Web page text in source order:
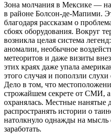
Зона молчания в Мексике —
в районе Болсон-де-Мапими.
благодаря рассказам о
сбоях оборудования. Вокруг
возникла целая система
аномалии, необычное
метеоритов и даже визиты
этих краях даже упала
этого случая и поползли
Дело в том, что
строжайшем секрете от СМИ, а
охранялась. Местные нанятые
распространять истории о
натолкнуло однажды на
заработать.